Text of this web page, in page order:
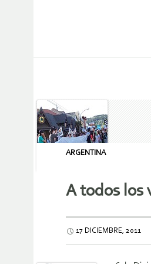
ARGENTINA
A todos los
17 DICIEMBRE, 2011